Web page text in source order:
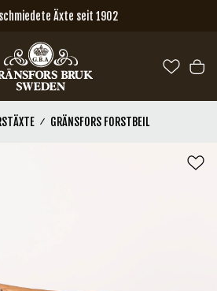
Äxte seit 1902
GRÄNSFORS FORSTBEIL